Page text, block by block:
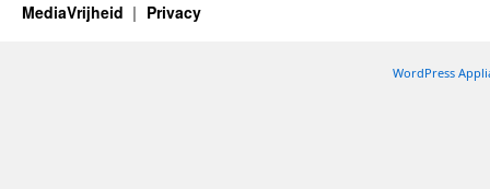
MediaVrijheid Privacy
WordPress